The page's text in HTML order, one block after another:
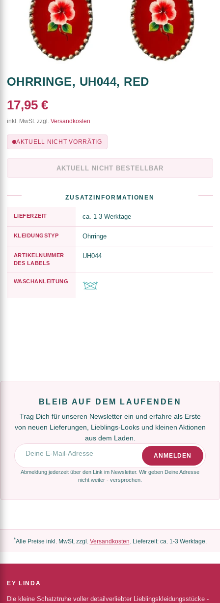
OHRRINGE, UH044, RED
17,95 €
inkl. MwSt. zzgl. Versandkosten
AKTUELL NICHT VORRÄTIG
AKTUELL NICHT BESTELLBAR
ZUSATZINFORMATIONEN
LIEFERZEIT ca. 1-3 Werktage
KLEIDUNGSTYP Ohrringe
ARTIKELNUMMER
DES LABELS
UH044
WASCHANLEITUNG
BLEIB AUF DEM LAUFENDEN
Trag Dich für unseren Newsletter ein und erfahre als Erste
von neuen Lieferungen, Lieblings-Looks und kleinen Aktionen
aus dem Laden.
E-Mail-Adresse
ANMELDEN
Abmeldung jederzeit über den Link im Newsletter. Wir geben Deine Adresse
nicht weiter - versprochen.
*Alle Preise inkl. MwSt, zzgl. Versandkosten. Lieferzeit: ca. 1-3 Werktage.
EY LINDA
Die kleine Schatztruhe voller detailverliebter Lieblingskleidungsstücke -